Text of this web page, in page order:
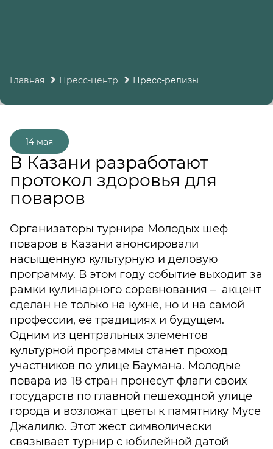
Главная Пресс-центр Пресс-релизы
В Казани разработают
протокол здоровья для
поваров
14 мая
Организаторы турнира Молодых шеф
поваров в Казани анонсировали
насыщенную культурную и деловую
программу. В этом году событие выходит за
рамки кулинарного соревнования – акцент
сделан не только на кухне, но и на самой
профессии, её традициях и будущем.
Одним из центральных элементов
культурной программы станет проход
участников по улице Баумана. Молодые
повара из 18 стран пронесут флаги своих
государств по главной пешеходной улице
города и возложат цветы к памятнику Мусе
Джалилю. Этот жест символически
связывает турнир с юбилейной датой